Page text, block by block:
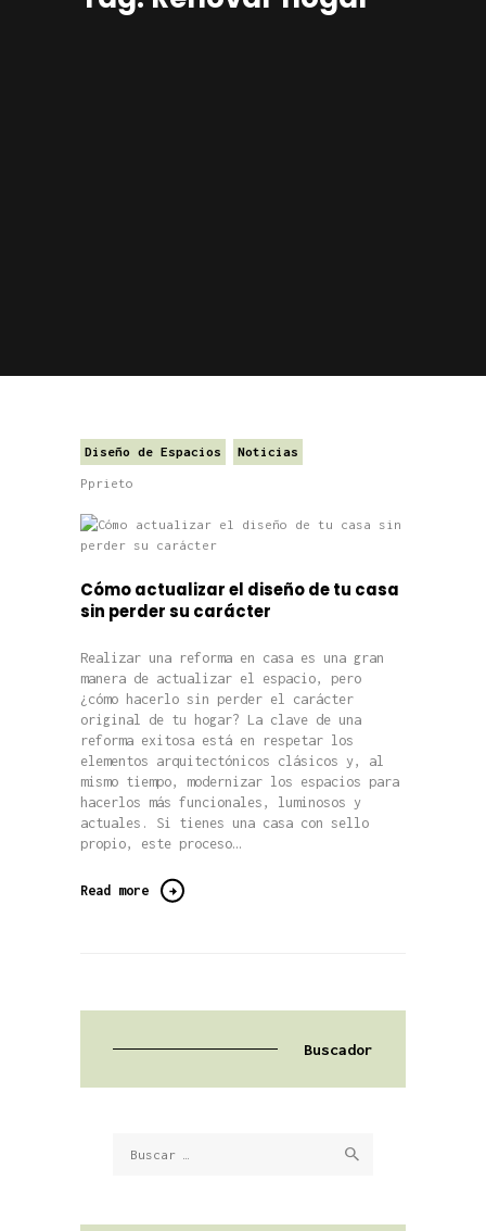
Diseño de Espacios Noticias
Pprieto
Cómo actualizar el diseño de tu casa
sin perder su carácter
Realizar una reforma en casa es una gran
manera de actualizar el espacio, pero
¿cómo hacerlo sin perder el carácter
original de tu hogar? La clave de una
reforma exitosa está en respetar los
elementos arquitectónicos clásicos y, al
mismo tiempo, modernizar los espacios para
hacerlos más funcionales, luminosos y
actuales. Si tienes una casa con sello
propio, este proceso…
Read more
Buscador